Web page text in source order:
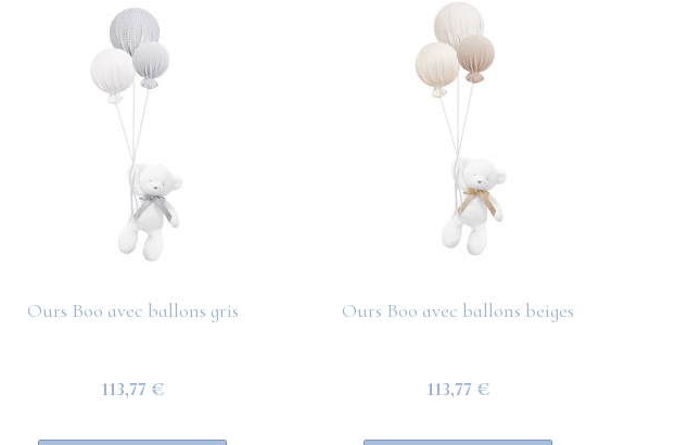
Ours Boo avec ballons gris
113,77 €
Ours Boo avec ballons beiges
113,77 €